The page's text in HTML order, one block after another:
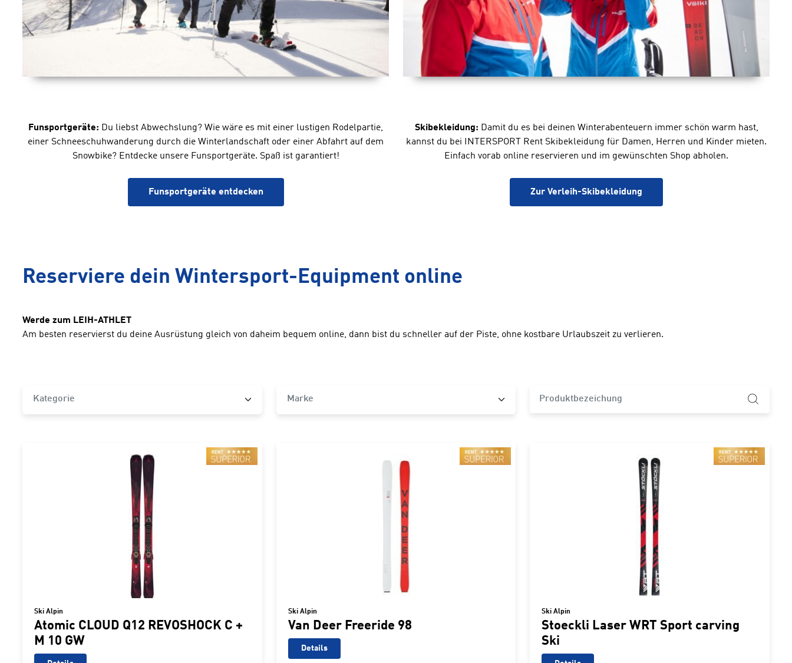
Funsportgeräte: Du liebst Abwechslung? Wie wäre es mit einer lustigen Rodelpartie,
einer Schneeschuhwanderung durch die Winterlandschaft oder einer Abfahrt auf dem
Snowbike? Entdecke unsere Funsportgeräte. Spaß ist garantiert!
Funsportgeräte entdecken
Skibekleidung: Damit du es bei deinen Winterabenteuern immer schön warm hast,
kannst du bei INTERSPORT Rent Skibekleidung für Damen, Herren und Kinder mieten.
Einfach vorab online reservieren und im gewünschten Shop abholen.
Zur Verleih-Skibekleidung
Reserviere dein Wintersport-Equipment online
Werde zum LEIH-ATHLET
Am besten reservierst du deine Ausrüstung gleich von daheim bequem online, dann bist du schneller auf der Piste, ohne kostbare Urlaubszeit zu verlieren.
Kategorie Marke
Ski Alpin
Atomic CLOUD Q12 REVOSHOCK C +
M 10 GW
Ski Alpin
Van Deer Freeride 98
Details
Ski Alpin
Stoeckli Laser WRT Sport carving
Ski